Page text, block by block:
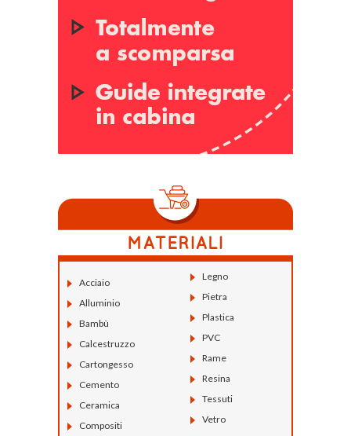
Acciaio
Alluminio
Bambù
Calcestruzzo
Cartongesso
Cemento
Ceramica
Compositi
Legno
Pietra
Plastica
PVC
Rame
Resina
Tessuti
Vetro